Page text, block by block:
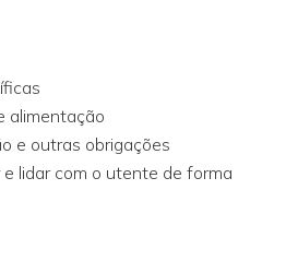
alimentação
e outras obrigações
lidar com o utente de forma